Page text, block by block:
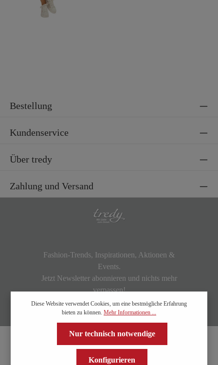
Bestellung
Kundenservice
Über tredy
Zahlung und Versand
Fashion-Trends, Inspirationen, Aktionen &
Events.
Jetzt Newsletter abonnieren und nichts mehr
verpassen!
Diese Website verwendet Cookies, um eine bestmögliche Erfahrung
bieten zu können. Mehr Informationen ...
Nur technisch notwendige
Konfigurieren